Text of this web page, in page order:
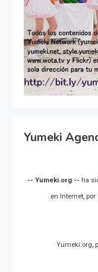
Yumeki
-- Yumeki.org -- ha
en Internet,
Yumeki.org,